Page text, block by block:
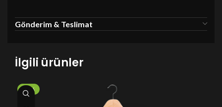
Gönderim & Teslimat
İlgili ürünler
-35%